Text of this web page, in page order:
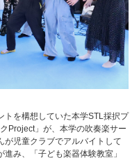
トを構想していた本学STL採択プ
Project」が、本学の吹奏楽サー
が児童クラブでアルバイトして
み、「子ども楽器体験教室」